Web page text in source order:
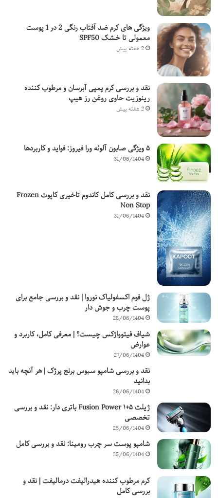
ویژگی های کرم ضد آفتاب رنگی 2 در 1 پوست
معمولی تا خشک SPF50
2 هفته پیش
نقد و بررسی کرم پمپی آبرسان و مرطوب کننده
رینوزیت حاوی روغن رز هیپ
2 هفته پیش
۵ ویژگی صابون آلوئه ورا فیروز: فواید و کاربردها
31/06/1404
نقد و بررسی کامل کاندوم تاخیری کاپوت Frozen
Non Stop
31/06/1404
ژل فوم اکسفولیاک نوروا | نقد و بررسی جامع برای
پوست چرب و جوش دار
28/06/1404
شیاف فیتوواژکس چیست؟ | معرفی کامل، کاربرد و
عوارض
27/06/1404
نقد و بررسی شامپو سبوس برنج پرژک | هر آنچه باید
بدانید
26/06/1404
ژیلت Fusion Power ۱+۵ باتری دار: نقد و بررسی
تخصصی
25/06/1404
شامپو پوست سر چرب رومینا: نقد و بررسی کامل
25/06/1404
کرم مرطوب کننده هیدرالیفت درمالیفت | نقد و
بررسی کامل